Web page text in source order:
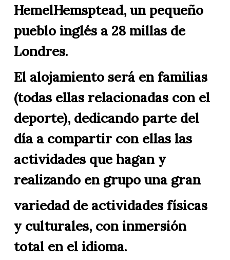
HemelHemsptead, un pequeño
pueblo inglés a 28 millas de
Londres.
El alojamiento será en familias
(todas ellas relacionadas con el
deporte), dedicando parte del
día a compartir con ellas las
actividades que hagan y
realizando en grupo una gran
variedad de actividades físicas
y culturales, con inmersión
total en el idioma.